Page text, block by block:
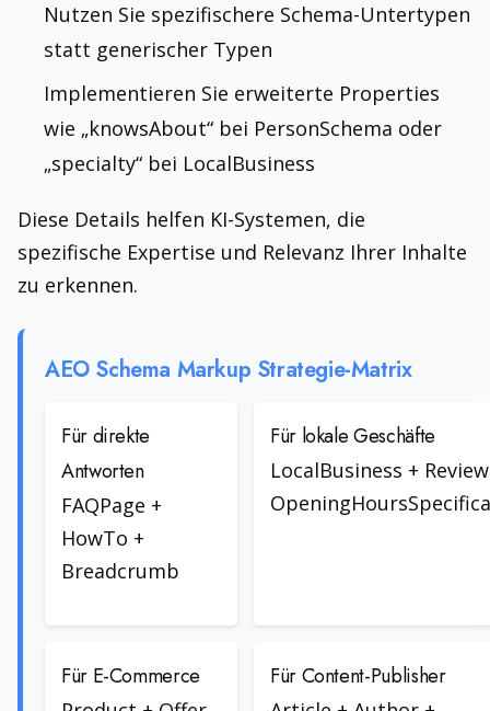
Nutzen Sie spezifischere Schema-Untertypen
statt generischer Typen
Implementieren Sie erweiterte Properties
wie „knowsAbout“ bei PersonSchema oder
„specialty“ bei LocalBusiness
Diese Details helfen KI-Systemen, die
spezifische Expertise und Relevanz Ihrer Inhalte
zu erkennen.
AEO Schema Markup Strategie-Matrix
Für direkte
Antworten
FAQPage +
HowTo +
Breadcrumb
Für lokale Geschäfte
LocalBusiness +
Für E-Commerce Für Content-Publisher